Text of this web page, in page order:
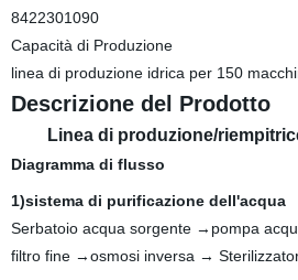
8422301090
Capacità di Produzione
linea di produzione idrica per 150
Descrizione del Prodotto
Linea di produzione/
Diagramma di flusso
1)sistema di purificazione dell'acqua
Serbatoio acqua sorgente →pompa
filtro fine →osmosi inversa →